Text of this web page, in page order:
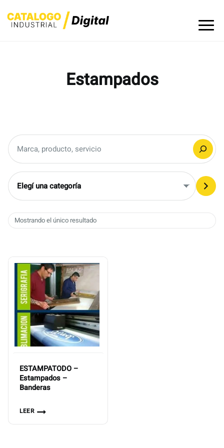
to
Estampados
Mostrando el único resultado
ESTAMPATODO –
Estampados –
Banderas
LEER
Elegí
una
categoría